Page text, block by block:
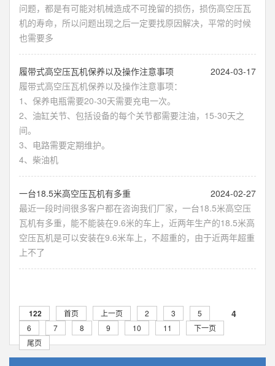
问题，都是有可能对机械造成不可挽留的损伤，损伤高空压瓦
机的寿命，所以问题出现之后一定要找原因解决，平常的时候
也需要多
​履带式高空压瓦机保养以及操作注意事项
2024-03-17
履带式高空压瓦机保养以及操作注意事项：
1、保养电瓶需要20-30天需要充电一次。
2、油缸关节、包括设备的每个关节都需要注油，15-30天之
间。
3、电路需要定期维护。
4、柴油机
​一台18.5米高空压瓦机有多重
2024-02-27
最近一段时间很多客户都在咨询我们厂家，一台18.5米高空压
瓦机有多重，能不能装在9.6米的车上，近两年生产的18.5米高
空压瓦机是可以安装在9.6米车上，不超重的，由于近两年超重
上不了
122 首页 上一页 2 3 4
5
6
7 8 9 10 11
下一页
尾页